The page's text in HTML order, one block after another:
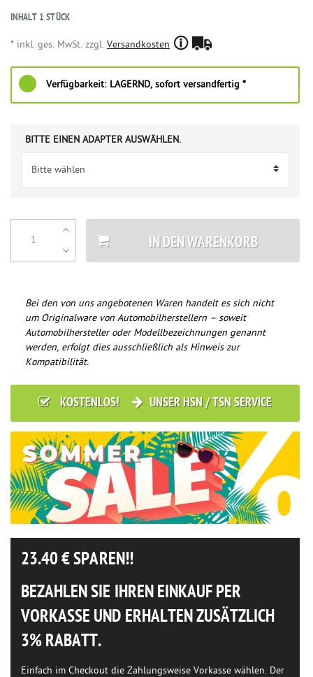
INHALT 1STÜCK
* inkl. ges. MwSt. zzgl. Versandkosten
Verfügbarkeit: LAGERND, sofort versandfertig *
BITTE EINEN ADAPTER AUSWÄHLEN.
IN DEN WARENKORB
Bei den von uns angebotenen Waren handelt es sich nicht
um Originalware von Automobilherstellern – soweit
Automobilhersteller oder Modellbezeichnungen genannt
werden, erfolgt dies ausschließlich als Hinweis zur
Kompatibilität.
KOSTENLOS! UNSER HSN / TSN SERVICE
23.40€ SPAREN!!
BEZAHLEN SIE IHREN EINKAUF PER
VORKASSE UND ERHALTEN ZUSÄTZLICH
3% RABATT.
Einfach im Checkout die Zahlungsweise Vorkasse wählen. Der